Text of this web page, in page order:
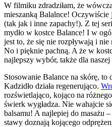
W filmiku zdradziłam, że
mieszanką Balalnce!
(tak jak i inne zapachy!). Z tej
mydło w kostce Balance! I w
jest to, że się nie rozpływają i
No i pięknie pachną. A że w
najlepszy wybór, także dla
Stosowanie Balance na skórę,
Kadzidło działa regenerująco.
rozświetlająco, kojąco na
świerk wygładza. Nie wahajcie
balsamu! A najlepiej do masażu
stawy doznają kojącego